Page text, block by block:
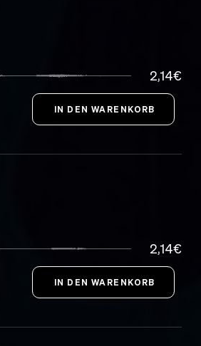
2,14€
2,14€